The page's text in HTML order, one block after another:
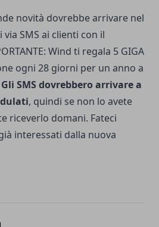
novità dovrebbe arrivare nel
SMS ai clienti con il
Wind ti regala 5 GIGA
ogni 28 giorni per un anno a
Gli SMS dovrebbero arrivare a
, quindi se non lo avete
riceverlo domani. Fateci
interessati dalla nuova